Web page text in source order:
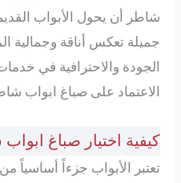
شاطر أن يحول الأبواب
جميلة تعكس أناقة وجمالية
الجودة والاحترافية في
الاعتماد على صباغ ابواب
كيفية اختيار صباغ
تعتبر الأبواب جزءاً